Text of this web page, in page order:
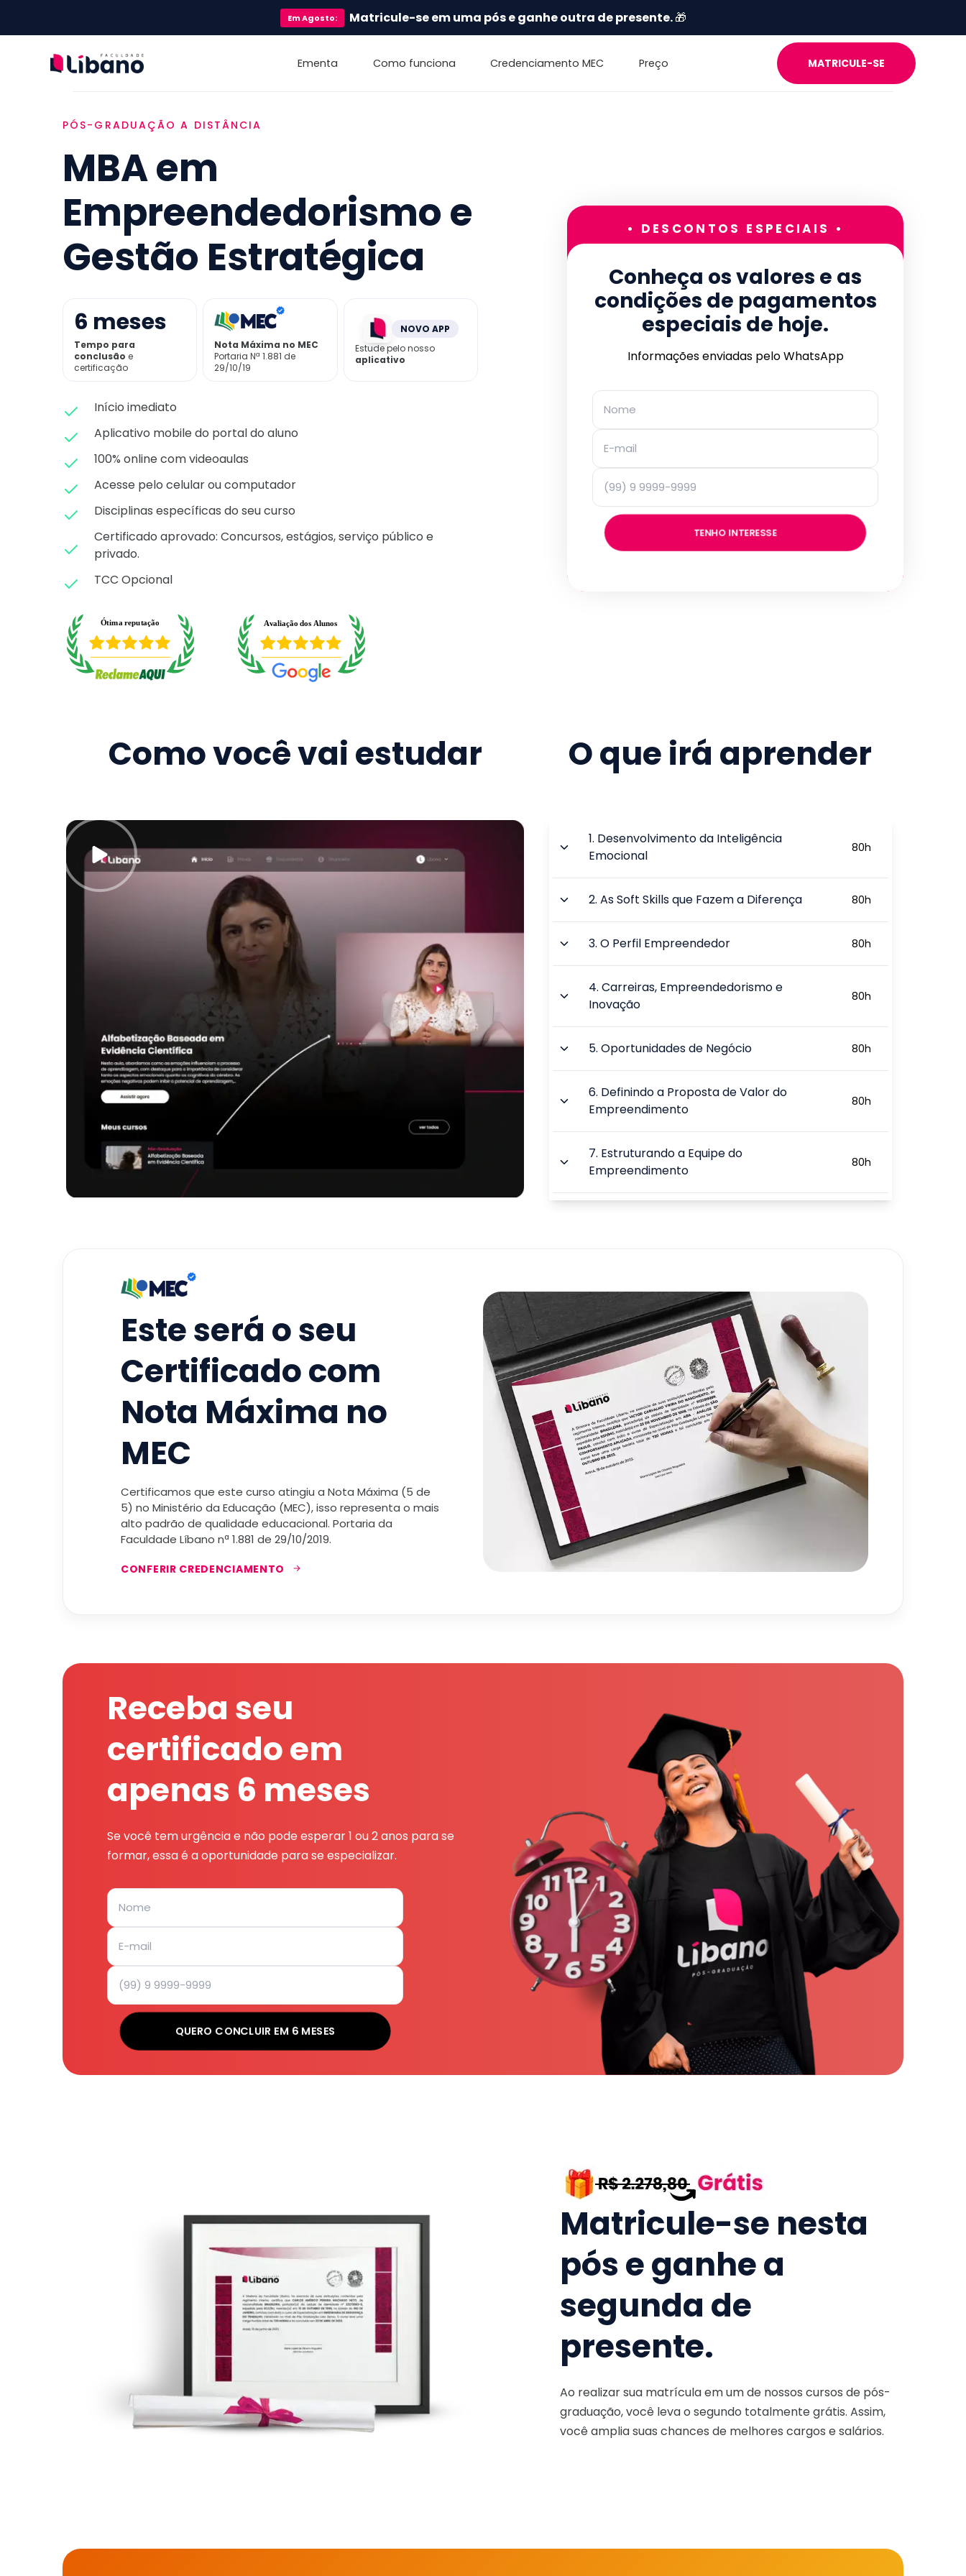
EmAgosto: Matricule-se em uma pós e ganhe outra de presente.🎁
Ementa Como funciona Credenciamento MEC Preço MATRICULE-SE
PÓS-GRADUAÇÃO A DISTÂNCIA
MBA em
Empreendedorismo e
Gestão Estratégica
6 meses
Tempo para
conclusão e
certificação
Nota Máxima no MEC
Portaria Nª 1.881 de
29/10/19
NOVO APP
Estude pelo nosso
aplicativo
Início imediato
Aplicativo mobile do portal do aluno
100% online com videoaulas
Acesse pelo celular ou computador
Disciplinas específicas do seu curso
Certificado aprovado: Concursos, estágios, serviço público e
privado.
TCC Opcional
• DESCONTOS ESPECIAIS •
Conheça os valores e as
condições de pagamentos
especiais de hoje.
Informações enviadas pelo WhatsApp
TENHO INTERESSE
Como você vai estudar O que irá aprender
1. Desenvolvimento da Inteligência
Emocional
80h
2.As Soft Skills que Fazem a Diferença 80h
3.O Perfil Empreendedor 80h
4.Carreiras, Empreendedorismo e
Inovação
80h
5.Oportunidades de Negócio 80h
6. Definindo a Proposta de Valor do
Empreendimento
80h
7. Estruturando a Equipe do
Empreendimento
80h
Negócio
TOTAL:
Este será o seu
Certificado com
Nota Máxima no
MEC
Certificamos que este curso atingiu a Nota Máxima (5 de
5) no Ministério da Educação (MEC), isso representa o mais
alto padrão de qualidade educacional. Portaria da
Faculdade Líbano nª 1.881 de 29/10/2019.
CONFERIR CREDENCIAMENTO
Receba seu
certificado em
apenas 6 meses
Se você tem urgência e não pode esperar 1 ou 2 anos para se
formar, essa é a oportunidade para se especializar.
QUERO CONCLUIR EM 6 MESES
Matricule-se nesta
pós e ganhe a
segunda de
presente.
Ao realizar sua matrícula em um de nossos cursos de pós-
graduação, você leva o segundo totalmente grátis. Assim,
você amplia suas chances de melhores cargos e salários.